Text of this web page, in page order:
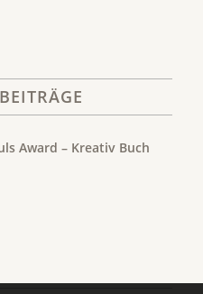
Award – Kreativ Buch